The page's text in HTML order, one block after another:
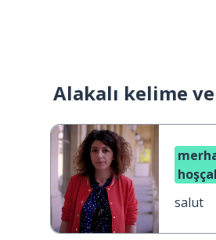
Alakalı kelime
salut